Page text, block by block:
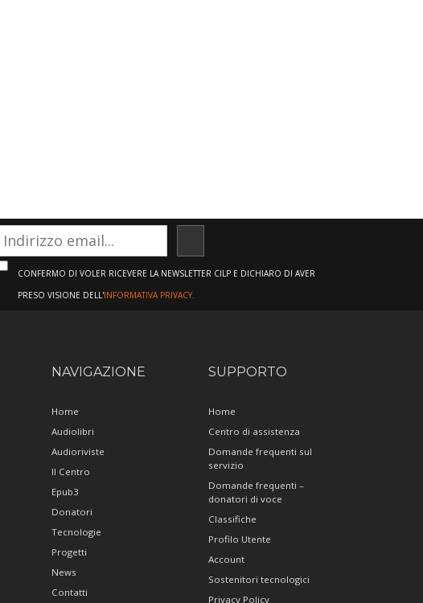
CONFERMO DI VOLER RICEVERE LA NEWSLETTER CILP E DICHIARO DI AVER
PRESO VISIONE DELL'INFORMATIVA PRIVACY.
NAVIGAZIONE
Home
Audiolibri
Audioriviste
Il Centro
Epub3
Donatori
Tecnologie
Progetti
News
Contatti
SUPPORTO
Home
Centro di assistenza
Domande frequenti sul
servizio
Domande frequenti –
donatori di voce
Classifiche
Profilo Utente
Account
Sostenitori tecnologici
Privacy Policy